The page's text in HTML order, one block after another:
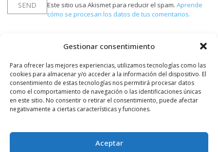
Gestionar consentimiento
Para ofrecer las mejores experiencias, utilizamos tecnologías como las
cookies para almacenar y/o acceder a la información del dispositivo. El
consentimiento de estas tecnologías nos permitirá procesar datos
como el comportamiento de navegación o las identificaciones únicas
en este sitio. No consentir o retirar el consentimiento, puede afectar
negativamente a ciertas características y funciones.
Aceptar
Este sitio usa Akismet para reducir el spam. Aprende
cómo se procesan los datos de tus comentarios.